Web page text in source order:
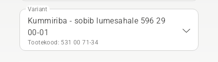
Variant
Kummiriba - sobib lumesahale 596 29
00-01
Tootekood: 531 00 71‑34